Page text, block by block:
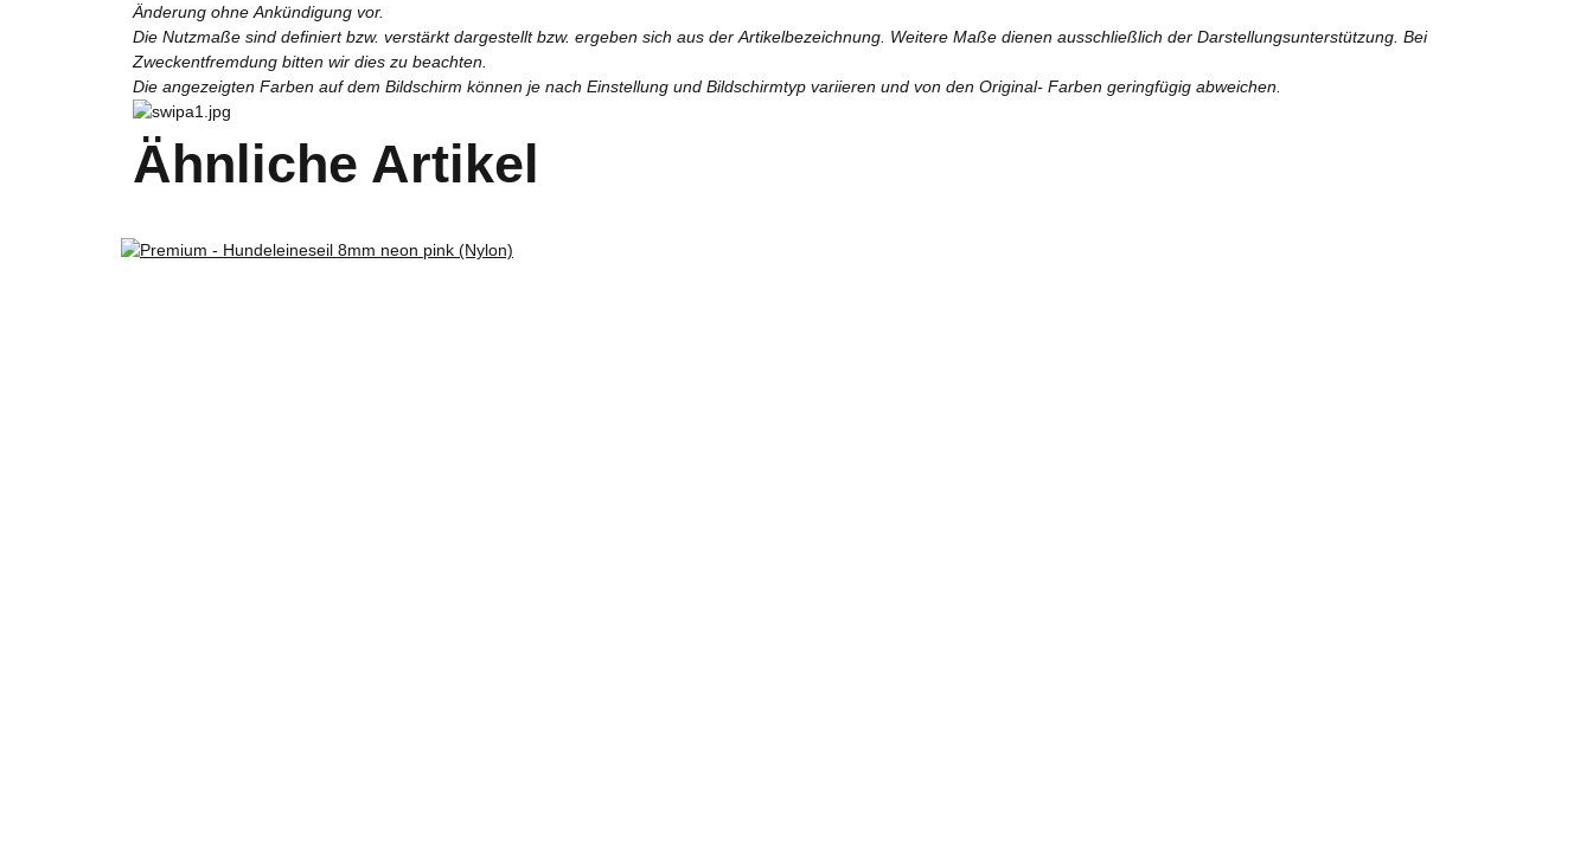
Änderung ohne Ankündigung vor.
Die Nutzmaße sind definiert bzw. verstärkt dargestellt bzw. ergeben sich aus der Artikelbezeichnung. Weitere Maße dienen ausschließlich der Darstellungsunterstützung. Bei
Zweckentfremdung bitten wir dies zu beachten.
Die angezeigten Farben auf dem Bildschirm können je nach Einstellung und Bildschirmtyp variieren und von den Original- Farben geringfügig abweichen.
Ähnliche Artikel